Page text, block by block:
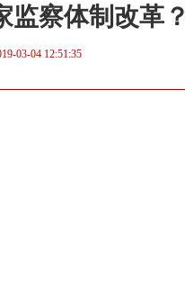
监察体制改革？
03-04 12:51:35